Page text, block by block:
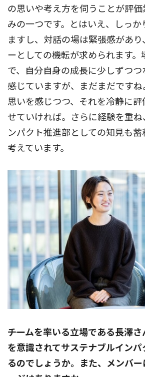
の思いや考え方を伺うことが評
みの一つです。とはいえ、しっ
ますし、対話の場は緊張感があ
ーとしての機転が求められます。
で、自分自身の成長に少しずつ
感じていますが、まだまだです
思いを感じつつ、それを冷静に
せていければ。さらに経験を重
ンパクト推進部としての知見も
考えています。
――チームを率いる立場である長澤
を意識されてサステナブルイン
るのでしょうか。また、メンバ